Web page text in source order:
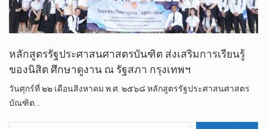
หลักสูตรรัฐประศาสนศาสตรบันฑิต ส่งเสริมการเรียนรู้
ของนิสิต ศึกษาดูงาน ณ รัฐสภา กรุงเทพฯ
วันศุกร์ที่ ๒๒ เดือนสิงหาคม พ.ศ. ๒๕๖๘ หลักสูตรรัฐประศาสนศาสตร
บัณฑิต…